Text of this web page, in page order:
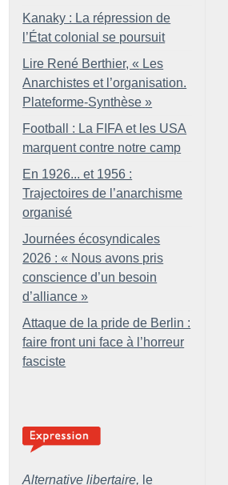
Kanaky : La répression de
l’État colonial se poursuit
Lire René Berthier, « Les
Anarchistes et l’organisation.
Plateforme-Synthèse »
Football : La FIFA et les USA
marquent contre notre camp
En 1926... et 1956 :
Trajectoires de l’anarchisme
organisé
Journées écosyndicales
2026 : « Nous avons pris
conscience d’un besoin
d’alliance »
Attaque de la pride de Berlin :
faire front uni face à l’horreur
fasciste
Alternative libertaire, le